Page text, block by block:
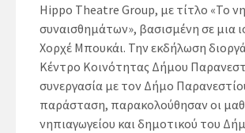
Hippo Theatre Group, με τίτλο «Το
συναισθημάτων», βασισμένη σε μια
Χορχέ Μπουκάι. Την εκδήλωση
Κέντρο Κοινότητας Δήμου
συνεργασία με τον Δήμο
παράσταση, παρακολούθησαν οι
νηπιαγωγείου και δημοτικού του